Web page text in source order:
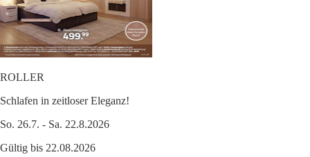
ROLLER
Schlafen in zeitloser Eleganz!
So. 26.7. - Sa. 22.8.2026
Gültig bis 22.08.2026